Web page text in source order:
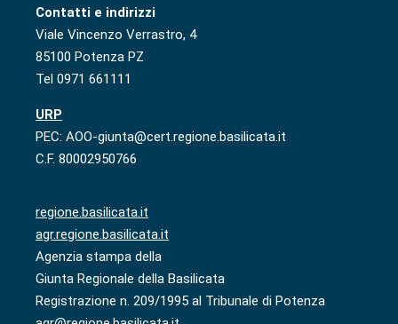
Contatti e indirizzi
Viale Vincenzo Verrastro, 4
85100 Potenza PZ
Tel 0971 661111
URP
PEC: AOO-giunta@cert.regione.basilicata.it
C.F. 80002950766
regione.basilicata.it
agr.regione.basilicata.it
Agenzia stampa della
Giunta Regionale della Basilicata
Registrazione n. 209/1995 al Tribunale di Potenza